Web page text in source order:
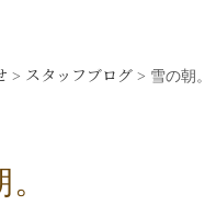
> スタッフブログ > 雪の朝。